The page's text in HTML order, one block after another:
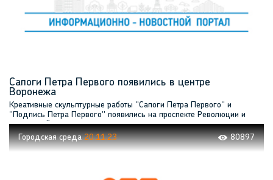
Сапоги Петра Первого появились в центре
Воронежа
Креативные скульптурные работы "Сапоги Петра Первого" и
"Подпись Петра Первого" появились на проспекте Революции и
Есенинской аллее в Воронеже
Городская среда20.11.23 80897